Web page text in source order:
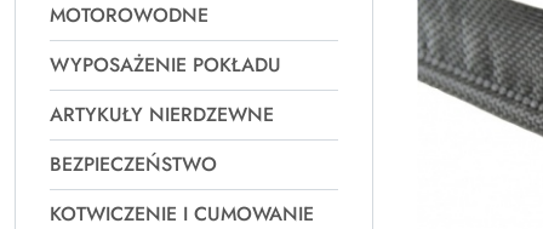
MOTOROWODNE
WYPOSAŻENIE POKŁADU
ARTYKUŁY NIERDZEWNE
BEZPIECZEŃSTWO
KOTWICZENIE I CUMOWANIE